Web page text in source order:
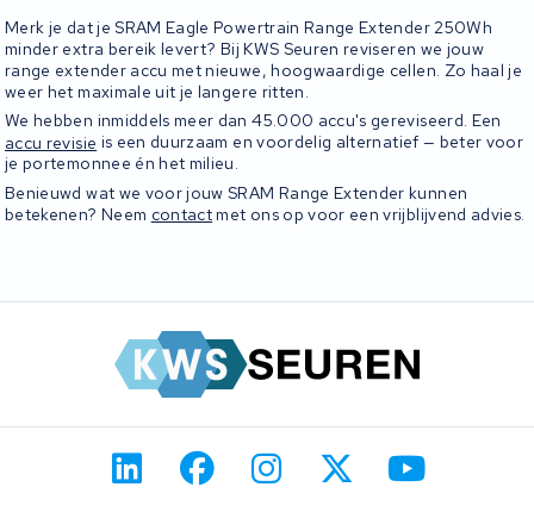
Merk je dat je SRAM Eagle Powertrain Range Extender 250Wh
minder extra bereik levert? Bij KWS Seuren reviseren we jouw
range extender accu met nieuwe, hoogwaardige cellen. Zo haal je
weer het maximale uit je langere ritten.
We hebben inmiddels meer dan 45.000 accu's gereviseerd. Een
accu revisie is een duurzaam en voordelig alternatief — beter voor
je portemonnee én het milieu.
Benieuwd wat we voor jouw SRAM Range Extender kunnen
betekenen? Neem contactmet ons op voor een vrijblijvend advies.